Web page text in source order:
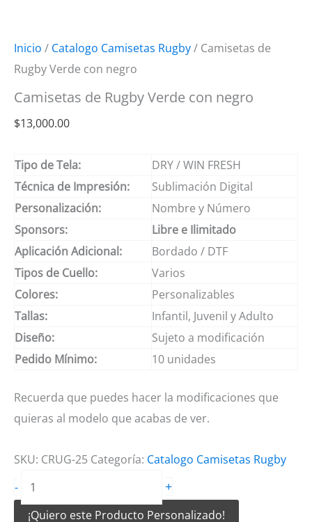
Inicio / Catalogo Camisetas Rugby/ Camisetas de
Rugby Verde con negro
Camisetas de Rugby Verde con negro
$13,000.00
Tipo de Tela:
DRY / WIN FRESH
Técnica de Impresión:
Sublimación Digital
Personalización:
Nombre y Número
Sponsors:
Libre e Ilimitado
Aplicación Adicional:
Bordado / DTF
Tipos de Cuello:
Varios
Colores:
Personalizables
Tallas:
Infantil, Juvenil y Adulto
Diseño:
Sujeto a modificación
Pedido Mínimo:
10 unidades
Recuerda que puedes hacer la modificaciones que
quieras al modelo que acabas de ver.
SKU: CRUG-25 Categoría: Catalogo Camisetas Rugby
-
Camisetas
de
+
¡Quiero este Producto Personalizado!